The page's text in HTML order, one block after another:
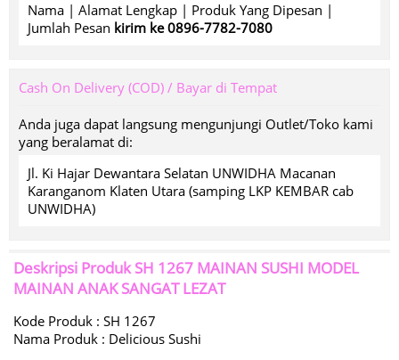
Nama | Alamat Lengkap | Produk Yang Dipesan |
Jumlah Pesan kirim ke 0896-7782-7080
Cash On Delivery (COD) / Bayar di Tempat
Anda juga dapat langsung mengunjungi Outlet/Toko kami
yang beralamat di:
Jl. Ki Hajar Dewantara Selatan UNWIDHA Macanan
Karanganom Klaten Utara (samping LKP KEMBAR cab
UNWIDHA)
Deskripsi ProdukSH 1267 MAINAN SUSHI MODEL
MAINAN ANAK SANGAT LEZAT
Kode Produk : SH 1267
Nama Produk : Delicious Sushi